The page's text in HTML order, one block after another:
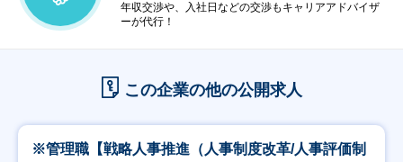
年収交渉や、入社日などの交渉もキャリアアドバイザ
ーが代行！
この企業の他の公開求人
※管理職【戦略人事推進（人事制度改革/人事評価制